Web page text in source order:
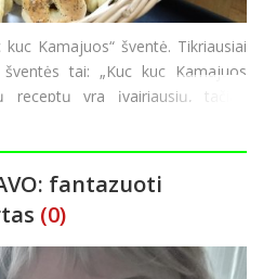
Kamajuos“ šventė. Tikriausiai
tai: „Kuc kuc Kamajuos
receptų yra įvairiausių, tačiau
receptą pristatė A
fantazuoti
(0)